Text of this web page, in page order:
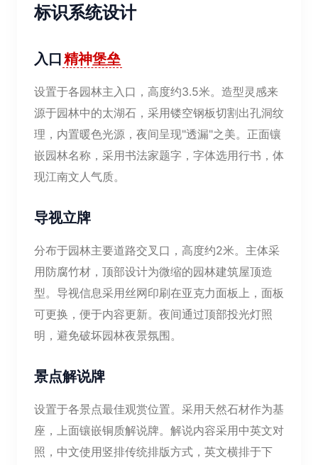
标识系统设计
入口精神堡垒
设置于各园林主入口，高度约3.5米。造型灵感来
源于园林中的太湖石，采用镂空钢板切割出孔洞纹
理，内置暖色光源，夜间呈现"透漏"之美。正面镶
嵌园林名称，采用书法家题字，字体选用行书，体
现江南文人气质。
导视立牌
分布于园林主要道路交叉口，高度约2米。主体采
用防腐竹材，顶部设计为微缩的园林建筑屋顶造
型。导视信息采用丝网印刷在亚克力面板上，面板
可更换，便于内容更新。夜间通过顶部投光灯照
明，避免破坏园林夜景氛围。
景点解说牌
设置于各景点最佳观赏位置。采用天然石材作为基
座，上面镶嵌铜质解说牌。解说内容采用中英文对
照，中文使用竖排传统排版方式，英文横排于下